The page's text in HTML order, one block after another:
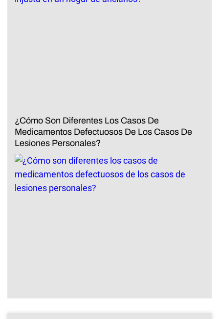
¿Cómo Son Diferentes Los Casos De
Medicamentos Defectuosos De Los Casos De
Lesiones Personales?